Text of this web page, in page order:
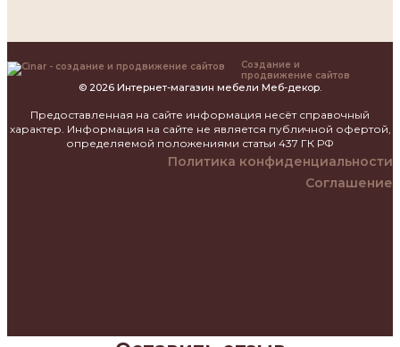
Создание и
продвижение сайтов
© 2026 Интернет-магазин мебели Меб-декор.
Предоставленная на сайте информация несёт справочный
характер. Информация на сайте не является публичной офертой,
определяемой положениями статьи 437 ГК РФ
Политика конфиденциальности
Соглашение